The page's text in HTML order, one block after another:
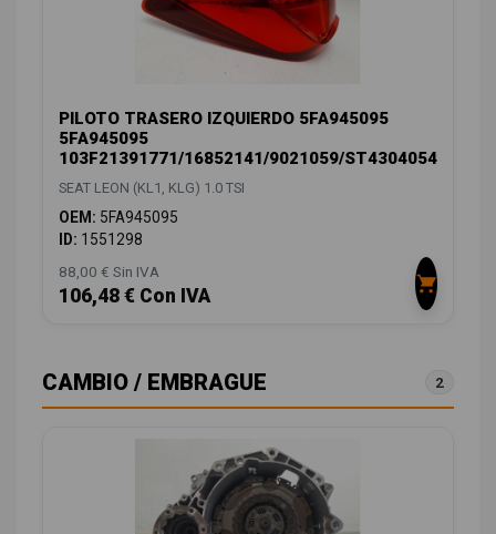
PILOTO TRASERO IZQUIERDO 5FA945095
5FA945095
103F21391771/16852141/9021059/ST4304054
SEAT LEON (KL1, KLG) 1.0 TSI
OEM: 5FA945095
ID: 1551298
88,00 € Sin IVA
106,48 € Con IVA
CAMBIO / EMBRAGUE 2